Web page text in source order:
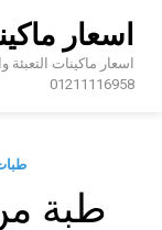
اسعار
01211116958
طبة